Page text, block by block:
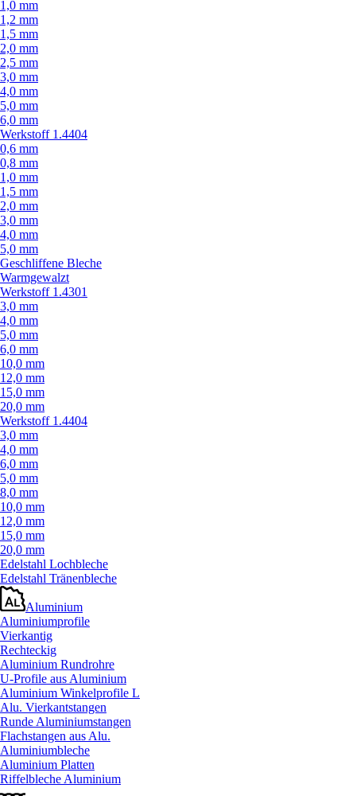
1,0 mm
1,2 mm
1,5 mm
2,0 mm
2,5 mm
3,0 mm
4,0 mm
5,0 mm
6,0 mm
Werkstoff 1.4404
0,6 mm
0,8 mm
1,0 mm
1,5 mm
2,0 mm
3,0 mm
4,0 mm
5,0 mm
Geschliffene Bleche
Warmgewalzt
Werkstoff 1.4301
3,0 mm
4,0 mm
5,0 mm
6,0 mm
10,0 mm
12,0 mm
15,0 mm
20,0 mm
Werkstoff 1.4404
3,0 mm
4,0 mm
6,0 mm
5,0 mm
8,0 mm
10,0 mm
12,0 mm
15,0 mm
20,0 mm
Edelstahl Lochbleche
Edelstahl Tränenbleche
Aluminium
Aluminiumprofile
Vierkantig
Rechteckig
Aluminium Rundrohre
U-Profile aus Aluminium
Aluminium Winkelprofile L
Alu. Vierkantstangen
Runde Aluminiumstangen
Flachstangen aus Alu.
Aluminiumbleche
Aluminium Platten
Riffelbleche Aluminium